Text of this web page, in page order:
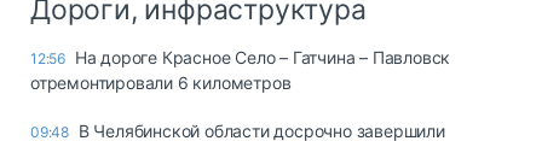
Дороги, инфраструктура
12:56 На дороге Красное Село – Гатчина – Павловск
отремонтировали 6 километров
09:48 В Челябинской области досрочно завершили